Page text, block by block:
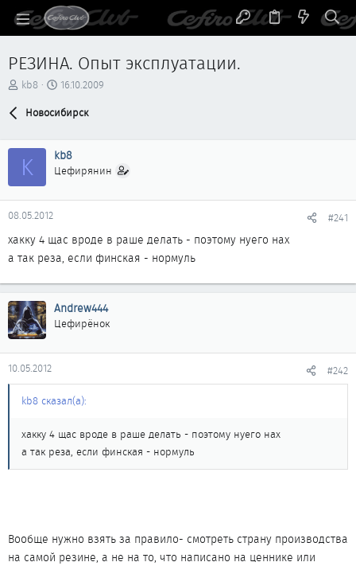
РЕЗИНА. Опыт эксплуатации.
А
т
е
м
ы
kb8
Д
т
а
ч
л
16.10.2009
Новосибирск
K kb8
Цефирянин
08.05.2012 #241
хакку 4 щас вроде в раше делать - поэтому нуего нах
а так реза, если финская - нормуль
Andrew444
Цефирёнок
10.05.2012 #242
kb8 сказал(а):
хакку 4 щас вроде в раше делать - поэтому нуего нах
а так реза, если финская - нормуль
Вообще нужно взять за правило- смотреть страну производства
на самой резине, а не на то, что написано на ценнике или